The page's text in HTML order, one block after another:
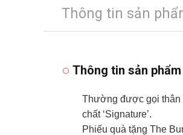
Thông tin sản
Thông tin sản phẩm
Thường được gọi thân
chất ‘Signature’.
Phiếu quà tặng The